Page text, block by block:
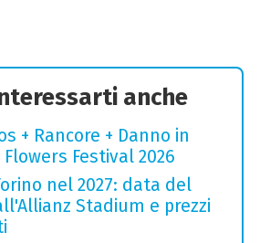
anche
+ Rancore + Danno in
Festival 2026
nel 2027: data del
Stadium e prezzi